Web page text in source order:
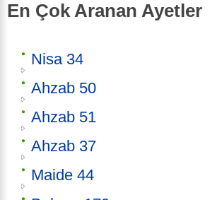
En Çok Aranan Ayetler
Nisa 34
Ahzab 50
Ahzab 51
Ahzab 37
Maide 44